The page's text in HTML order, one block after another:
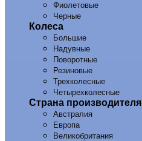
Фиолетовые
Черные
Колеса
Большие
Надувные
Поворотные
Резиновые
Трехколесные
Четырехколесные
Страна производителя
Австралия
Европа
Великобритания